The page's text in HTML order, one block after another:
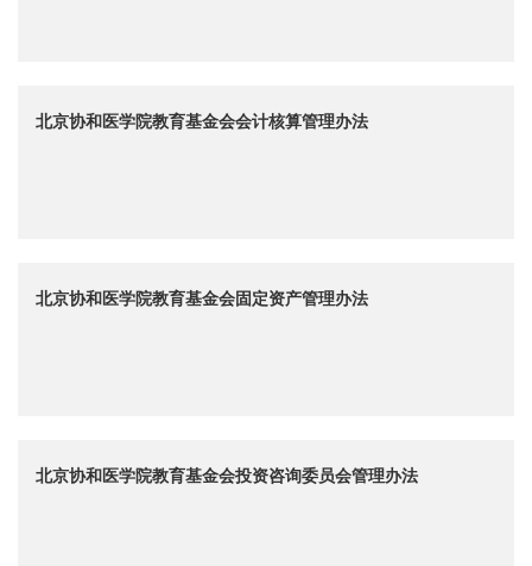
北京协和医学院教育基金会会计核算管理办法
北京协和医学院教育基金会固定资产管理办法
北京协和医学院教育基金会投资咨询委员会管理办法